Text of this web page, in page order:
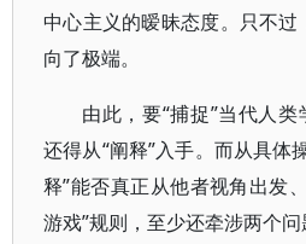
中心主义的暧昧态度。只不
向了极端。
由此，要“捕捉”当代人类
还得从“阐释”入手。而从具体
释”能否真正从他者视角出发
游戏”规则，至少还牵涉两个